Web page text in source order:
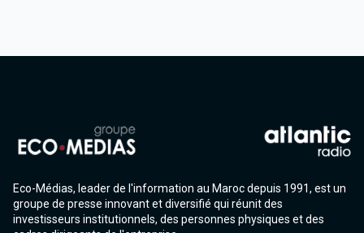
Eco-Médias, leader de l'information au Maroc depuis 1991, est un
groupe de presse innovant et diversifié qui réunit des
investisseurs institutionnels, des personnes physiques et des